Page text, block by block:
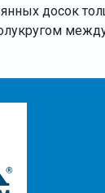
досок